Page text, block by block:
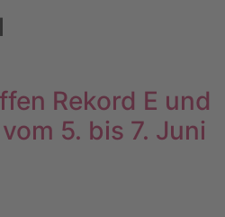
Rekord E und
5. bis 7. Juni